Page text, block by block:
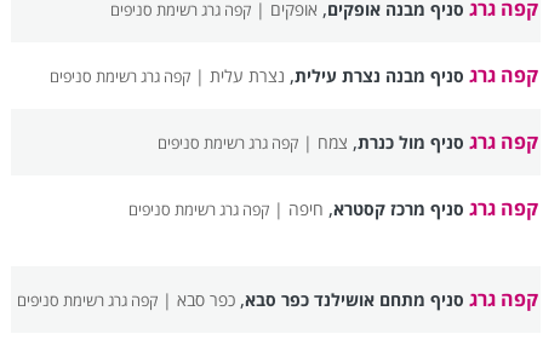
קפה גרג סניף מבנה אופקים, אופקים |קפה גרג רשימת סניפים
קפה גרג סניף מבנה נצרת עילית, נצרת עלית |קפה גרג רשימת סניפים
קפה גרג סניף מול כנרת, צמח |קפה גרג רשימת סניפים
קפה גרג סניף מרכז קסטרא, חיפה |קפה גרג רשימת סניפים
קפה גרג סניף מתחם אושילנד כפר סבא,כפר סבא |קפה גרג רשימת סניפים